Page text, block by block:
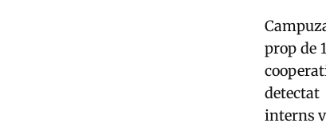
prop de
interns